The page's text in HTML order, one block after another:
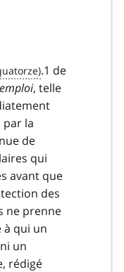
.1 de
, telle
la
de
qui
avant que
des
ne prenne
à qui un
un
rédigé